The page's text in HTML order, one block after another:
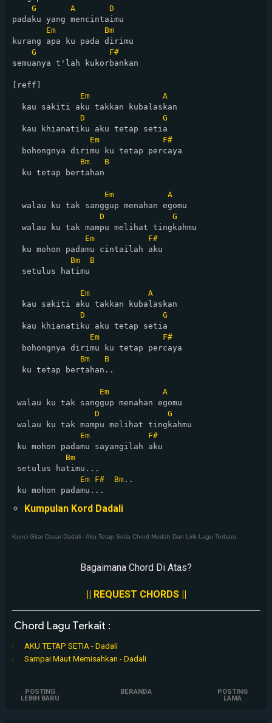
G
A
D
padaku yang mencintaimu
Em
Bm
kurang apa ku pada dirimu
G
F#
semuanya t'lah kukorbankan
[reff]
Em
A
  kau sakiti aku takkan kubalaskan
D
G
  kau khianatiku aku tetap setia
Em
F#
  bohongnya dirimu ku tetap percaya
Bm
B
  ku tetap bertahan
Em
A
  walau ku tak sanggup menahan egomu
D
G
  walau ku tak mampu melihat tingkahmu
Em
F#
  ku mohon padamu cintailah aku
Bm
B
  setulus hatimu
Em
A
  kau sakiti aku takkan kubalaskan
D
G
  kau khianatiku aku tetap setia
Em
F#
  bohongnya dirimu ku tetap percaya
Bm
B
  ku tetap bertahan..
Em
A
walau ku tak sanggup menahan egomu
D
G
walau ku tak mampu melihat tingkahmu
Em
F#
ku mohon padamu sayangilah aku
Bm
setulus hatimu...
Em F# Bm ..
Kumpulan Kord Dadali
Kunci Gitar Dasar Dadali - Aku Tetap Setia Chord Mudah Dan Lirik Lagu Terbaru.
Bagaimana Chord Di Atas?
|| REQUEST CHORDS ||
Chord Lagu Terkait :
AKU TETAP SETIA - Dadali
Sampai Maut Memisahkan - Dadali
POSTING
LEBIH BARU
POSTING
LAMA
BERANDA